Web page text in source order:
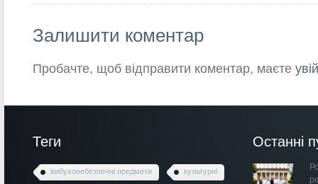
Залишити коментар
Пробачте, щоб відправити коментар, маєте
Теги
вибухонебезпечні предмети культурні
Останні